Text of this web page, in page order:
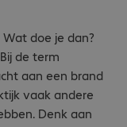
doe je dan?
de term
aan een brand
vaak andere
Denk aan